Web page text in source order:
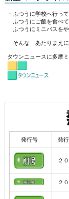
・ふつうに学校へ行って
ふつうにご飯を食べて
ふつうにミニバスを
そんな あたりまえに
タウンニュースに多摩
発行号 発
２
２